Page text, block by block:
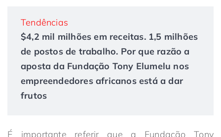
Tendências
$4,2 mil milhões em receitas. 1,5 milhões
de postos de trabalho. Por que razão a
aposta da Fundação Tony Elumelu nos
empreendedores africanos está a dar
frutos
É importante referir que a Fundação Tony